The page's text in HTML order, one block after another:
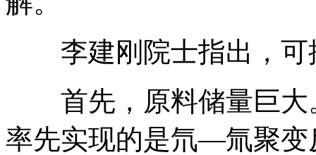
李建刚院士指出，可
首先，原料储量巨大
率先实现的是氘—氚聚变